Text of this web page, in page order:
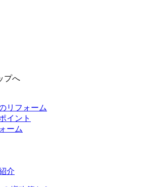
プへ
リフォーム
イント
ーム
介